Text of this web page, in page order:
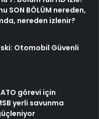
SON BÖLÜM nereden,
nereden izlenir?
Otomobil Güvenli
görevi için
yerli savunma